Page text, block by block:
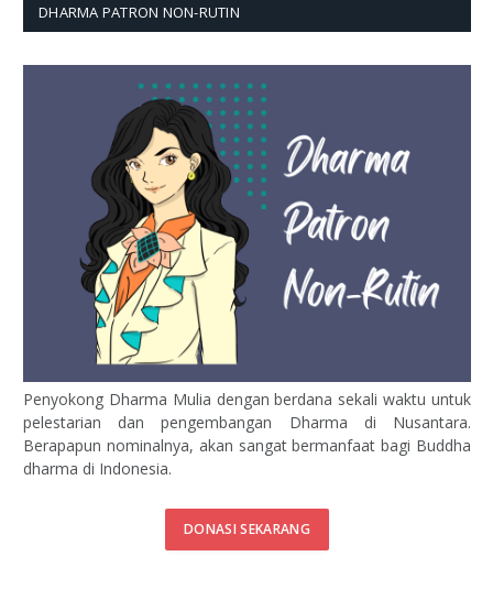
DHARMA PATRON NON-RUTIN
Penyokong Dharma Mulia dengan berdana sekali waktu untuk
pelestarian dan pengembangan Dharma di Nusantara.
Berapapun nominalnya, akan sangat bermanfaat bagi Buddha
dharma di Indonesia.
DONASI SEKARANG